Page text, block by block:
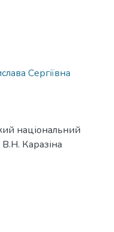
Сергіївна
національний
В.Н. Каразіна